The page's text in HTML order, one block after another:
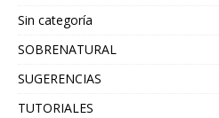
Sin categoría
SOBRENATURAL
SUGERENCIAS
TUTORIALES